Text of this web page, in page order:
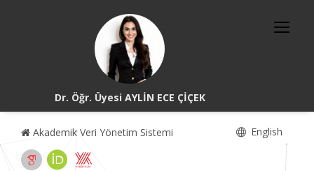
Dr. Öğr. Üyesi AYLİN ECE ÇİÇEK
Akademik Veri Yönetim Sistemi English